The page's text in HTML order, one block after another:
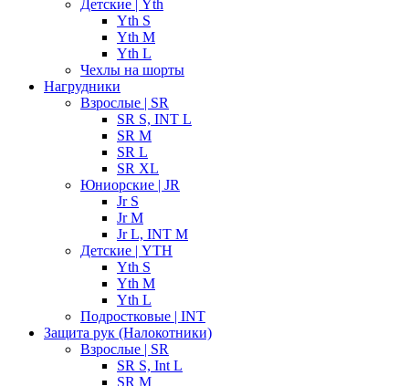
Детские | Yth
Yth S
Yth M
Yth L
Чехлы на шорты
Нагрудники
Взрослые | SR
SR S, INT L
SR M
SR L
SR XL
Юниорские | JR
Jr S
Jr M
Jr L, INT M
Детские | YTH
Yth S
Yth M
Yth L
Подростковые | INT
Защита рук (Налокотники)
Взрослые | SR
SR S, Int L
SR M